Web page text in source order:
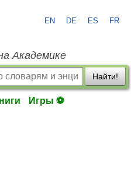
EN DE ES FR
Академике
Найти!
Игры ⚽